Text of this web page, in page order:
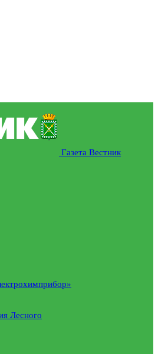
Газета Вестник
Лесного